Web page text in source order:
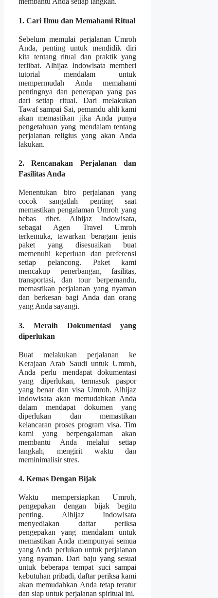
1. Cari Ilmu dan Memahami Ritual
Sebelum memulai perjalanan Umroh
Anda, penting untuk mendidik diri
kita tentang ritual dan praktik yang
terlibat. Alhijaz Indowisata memberi
tutorial mendalam untuk
mempermudah Anda memahami
pentingnya dan penerapan yang pas
dari setiap ritual. Dari melakukan
Tawaf sampai Sai, pemandu ahli kami
akan memastikan jika Anda punya
pengetahuan yang mendalam tentang
perjalanan religius yang akan Anda
lakukan.
2. Rencanakan Perjalanan dan
Fasilitas Anda
Menentukan biro perjalanan yang
cocok sangatlah penting saat
memastikan pengalaman Umroh yang
bebas ribet. Alhijaz Indowisata,
sebagai Agen Travel Umroh
terkemuka, tawarkan beragam jenis
paket yang disesuaikan buat
memenuhi keperluan dan preferensi
setiap pelancong. Paket kami
mencakup penerbangan, fasilitas,
transportasi, dan tour berpemandu,
memastikan perjalanan yang nyaman
dan berkesan bagi Anda dan orang
yang Anda sayangi.
3. Meraih Dokumentasi yang
diperlukan
Buat melakukan perjalanan ke
Kerajaan Arab Saudi untuk Umroh,
Anda perlu mendapat dokumentasi
yang diperlukan, termasuk paspor
yang benar dan visa Umroh. Alhijaz
Indowisata akan memudahkan Anda
dalam mendapat dokumen yang
diperlukan dan memastikan
kelancaran proses program visa. Tim
kami yang berpengalaman akan
membantu Anda melalui setiap
langkah, mengirit waktu dan
meminimalisir stres.
4. Kemas Dengan Bijak
Waktu mempersiapkan Umroh,
pengepakan dengan bijak begitu
penting. Alhijaz Indowisata
menyediakan daftar periksa
pengepakan yang mendalam untuk
memastikan Anda mempunyai semua
yang Anda perlukan untuk perjalanan
yang nyaman. Dari baju yang sesuai
untuk beberapa tempat suci sampai
kebutuhan pribadi, daftar periksa kami
akan memudahkan Anda tetap teratur
dan siap untuk perjalanan spiritual ini.